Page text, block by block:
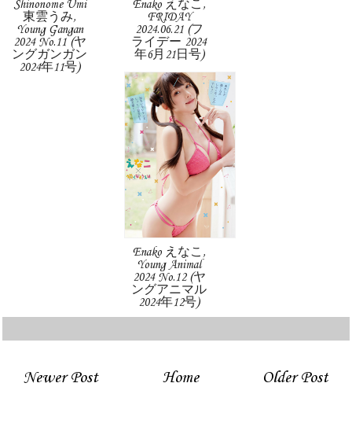
Shinonome Umi
東雲うみ,
Young Gangan
2024 No.11 (ヤ
ングガンガン
2024年11号)
Enako えなこ,
FRIDAY
2024.06.21 (フ
ライデー 2024
年6月21日号)
Enako えなこ,
Young Animal
2024 No.12 (ヤ
ングアニマル
2024年12号)
Newer Post Older Post
Home